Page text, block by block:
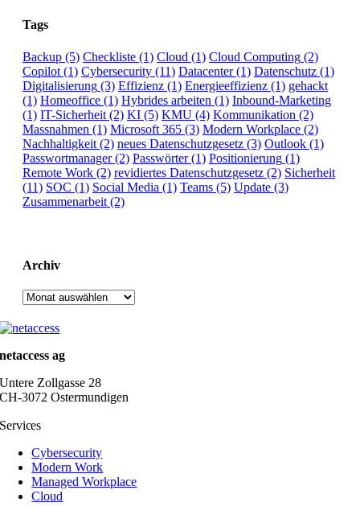
Tags
Backup (5) Checkliste (1) Cloud (1) Cloud Computing (2)
Copilot (1) Cybersecurity (11) Datacenter(1) Datenschutz (1)
Digitalisierung (3) Effizienz (1) Energieeffizienz (1) gehackt
(1) Homeoffice (1) Hybrides arbeiten (1) Inbound-Marketing
(1) IT-Sicherheit (2) KI (5) KMU (4) Kommunikation (2)
Massnahmen (1) Microsoft 365 (3) Modern Workplace (2)
Nachhaltigkeit (2) neues Datenschutzgesetz (3) Outlook (1)
Passwortmanager(2) Passwörter(1) Positionierung (1)
Remote Work (2) revidiertes Datenschutzgesetz (2) Sicherheit
(11) SOC (1) Social Media (1) Teams (5) Update (3)
Zusammenarbeit (2)
Archiv
Archiv
netaccess ag
Untere Zollgasse 28
CH-3072 Ostermundigen
Services
Cybersecurity
Modern Work
Managed Workplace
Cloud